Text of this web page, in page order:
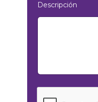
Descripción